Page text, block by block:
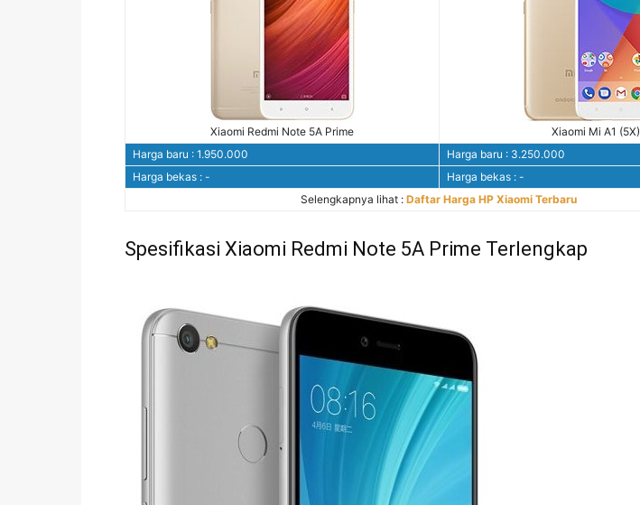
Xiaomi Redmi Note 5A Prime
Xiaomi Mi A1 (5X)
Harga baru : 1.950.000
Harga baru : 3.250.000
Harga bekas : -
Harga bekas : -
Selengkapnya lihat : Daftar Harga HP Xiaomi Terbaru
Spesifikasi Xiaomi Redmi Note 5A Prime Terlengkap